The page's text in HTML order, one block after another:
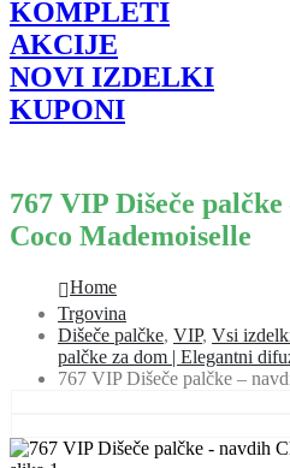
KOMPLETI
AKCIJE
NOVI IZDELKI
KUPONI
767 VIP Dišeče
Coco Mademoiselle
Home
Trgovina
Dišeče palčke, VIP, Vsi
palčke za dom | Elegantni
767 VIP Dišeče palčke –